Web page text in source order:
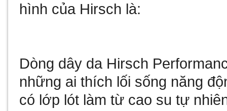
hình của Hirsch là:
Dòng dây da Hirsch
những ai thích lối sống năng
có lớp lót làm từ cao su tự